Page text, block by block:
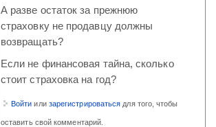
А разве остаток за прежнюю
страховку не продавцу должны
возвращать?
Если не финансовая тайна, сколько
стоит страховка на год?
Войти или зарегистрироваться для того, чтобы
оставить свой комментарий.